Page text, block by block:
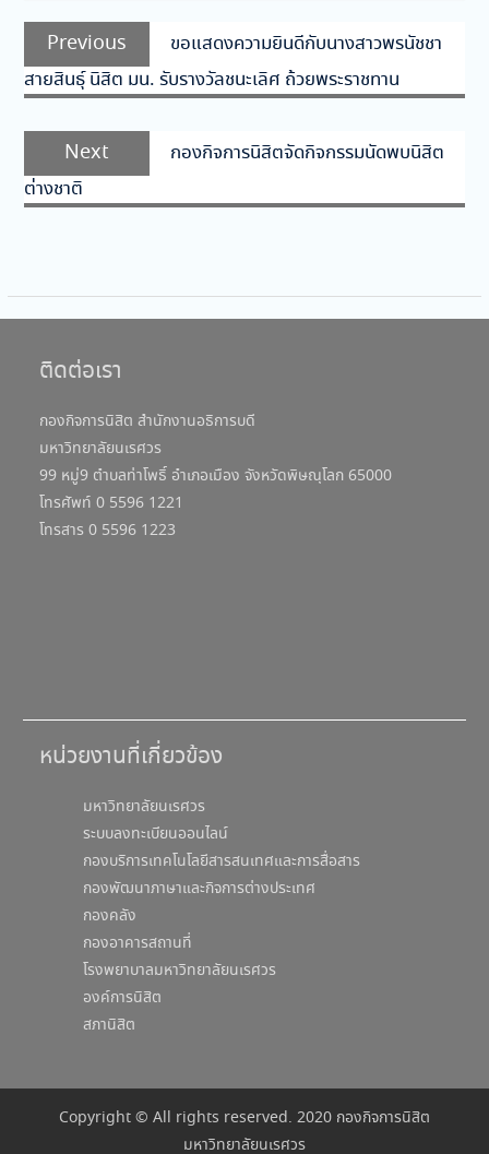
แนะแนว
เรื่อง
Previous
Previous
post:
ขอแสดงความยินดีกับนางสาวพรนัชชา
สายสินธุ์ นิสิต มน. รับรางวัลชนะเลิศ ถ้วยพระราชทาน
Next
Next
post:
กองกิจการนิสิตจัดกิจกรรมนัดพบนิสิต
ต่างชาติ
ติดต่อเรา
กองกิจการนิสิต สำนักงานอธิการบดี
มหาวิทยาลัยนเรศวร
99 หมู่9 ตำบลท่าโพธิ์ อำเภอเมือง จังหวัดพิษณุโลก 65000
โทรศัพท์ 0 5596 1221
โทรสาร 0 5596 1223
หน่วยงานที่เกี่ยวข้อง
มหาวิทยาลัยนเรศวร
ระบบลงทะเบียนออนไลน์
กองบริการเทคโนโลยีสารสนเทศและการสื่อสาร
กองพัฒนาภาษาและกิจการต่างประเทศ
กองคลัง
กองอาคารสถานที่
โรงพยาบาลมหาวิทยาลัยนเรศวร
องค์การนิสิต
สภานิสิต
Copyright © All rights reserved. 2020 กองกิจการนิสิต
มหาวิทยาลัยนเรศวร